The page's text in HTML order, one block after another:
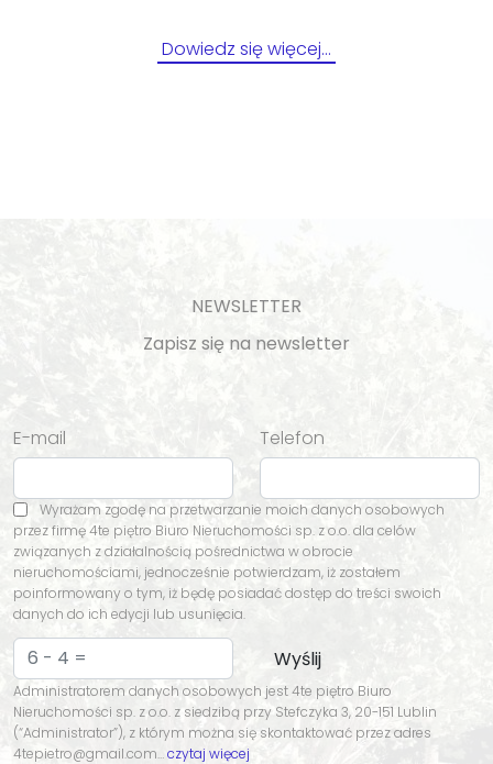
Dowiedz się więcej…
NEWSLETTER
Zapisz się na newsletter
E-mail Telefon
Wyrażam zgodę na przetwarzanie moich danych osobowych
przez firmę 4te piętro Biuro Nieruchomości sp. z o.o. dla celów
związanych z działalnością pośrednictwa w obrocie
nieruchomościami, jednocześnie potwierdzam, iż zostałem
poinformowany o tym, iż będę posiadać dostęp do treści swoich
danych do ich edycji lub usunięcia.
Administratorem danych osobowych jest 4te piętro Biuro
Nieruchomości sp. z o.o. z siedzibą przy Stefczyka 3, 20-151 Lublin
(“Administrator”), z którym można się skontaktować przez adres
4tepietro@gmail.com…czytaj więcej